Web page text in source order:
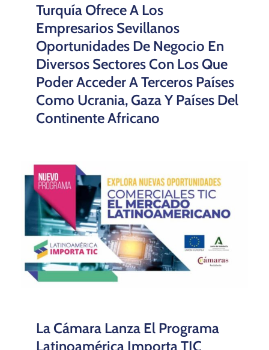
Turquía Ofrece A Los
Empresarios Sevillanos
Oportunidades De Negocio En
Diversos Sectores Con Los Que
Poder Acceder A Terceros Países
Como Ucrania, Gaza Y Países Del
Continente Africano
La Cámara Lanza El Programa
Latinoamérica Importa TIC